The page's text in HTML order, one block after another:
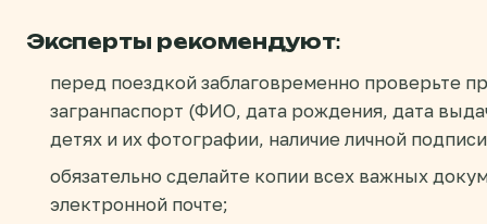
Эксперты рекомендуют:
перед поездкой заблаговременно проверьте
загранпаспорт (ФИО, дата рождения, дата
детях и их фотографии, наличие личной
обязательно сделайте копии всех важных
электронной почте;